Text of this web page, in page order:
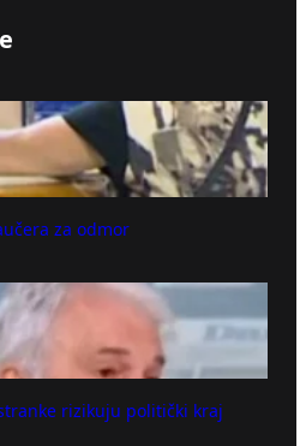
za odmor
rizikuju politički kraj